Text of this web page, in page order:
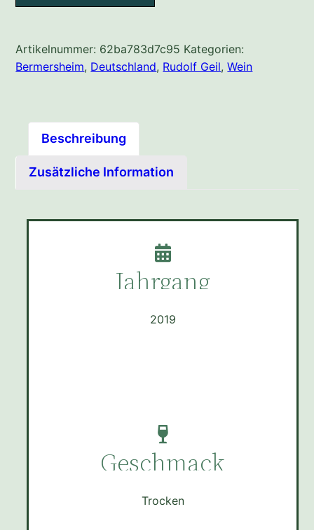
Artikelnummer: 62ba783d7c95 Kategorien:
Bermersheim, Deutschland, Rudolf Geil,Wein
Beschreibung
Zusätzliche Information
Jahrgang
2019
Geschmack
Trocken